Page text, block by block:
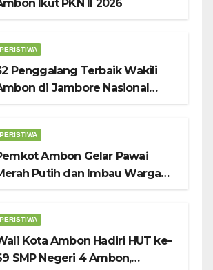
Ikut PKN II 2026
PERISTIWA
Penggalang Terbaik Wakili
di Jambore Nasional
PERISTIWA
Ambon Gelar Pawai
Putih dan Imbau Warga
PERISTIWA
Kota Ambon Hadiri HUT ke-
SMP Negeri 4 Ambon,